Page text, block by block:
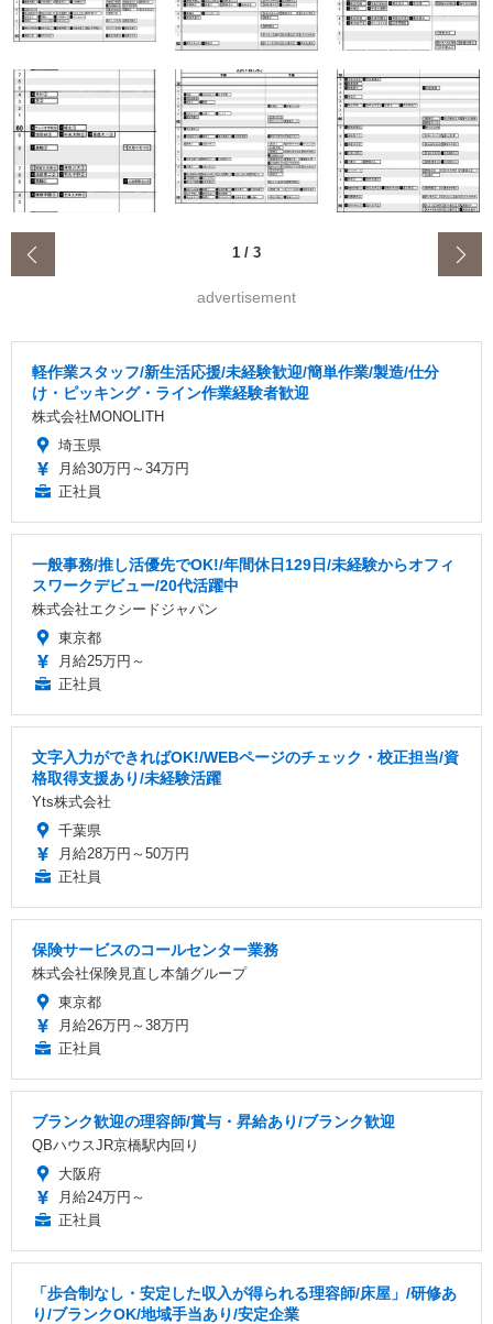
1 / 3
advertisement
軽作業スタッフ/新生活応援/未経験歓迎/簡単作業/製造/仕分
け・ピッキング・ライン作業経験者歓迎
株式会社MONOLITH
埼玉県
月給30万円～34万円
正社員
一般事務/推し活優先でOK!/年間休日129日/未経験からオフィ
スワークデビュー/20代活躍中
株式会社エクシードジャパン
東京都
月給25万円～
正社員
文字入力ができればOK!/WEBページのチェック・校正担当/資
格取得支援あり/未経験活躍
Yts株式会社
千葉県
月給28万円～50万円
正社員
保険サービスのコールセンター業務
株式会社保険見直し本舗グループ
東京都
月給26万円～38万円
正社員
ブランク歓迎の理容師/賞与・昇給あり/ブランク歓迎
QBハウスJR京橋駅内回り
大阪府
月給24万円～
正社員
「歩合制なし・安定した収入が得られる理容師/床屋」/研修あ
り/ブランクOK/地域手当あり/安定企業